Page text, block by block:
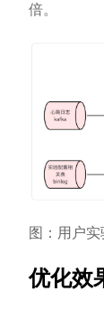
倍。
图：用户
优化效